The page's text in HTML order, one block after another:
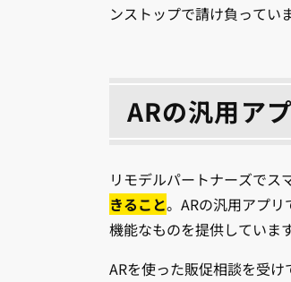
ンストップで請け負ってい
ARの汎用ア
リモデルパートナーズでス
きること。ARの汎用アプ
機能なものを提供しています
ARを使った販促相談を受